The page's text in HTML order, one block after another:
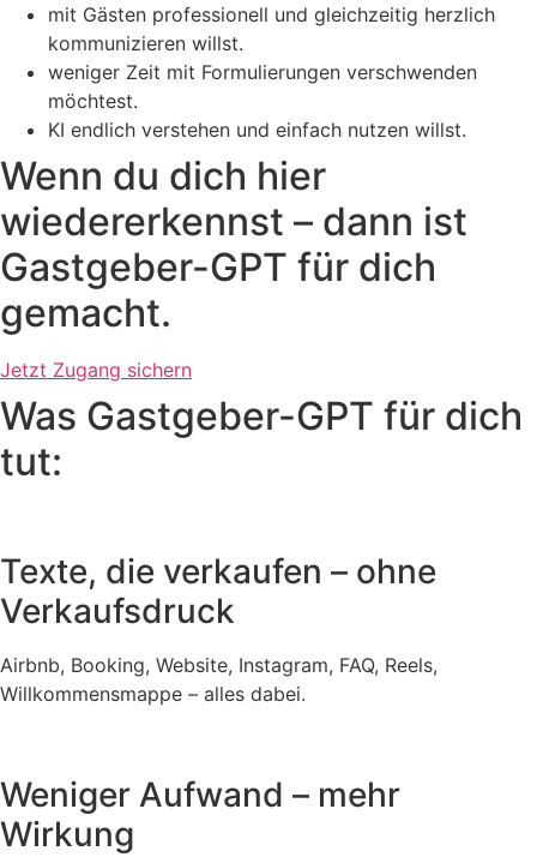
mit Gästen professionell und gleichzeitig herzlich
kommunizieren willst.
weniger Zeit mit Formulierungen verschwenden
möchtest.
KI endlich verstehen und einfach nutzen willst.
Wenn du dich hier
wiedererkennst – dann ist
Gastgeber-GPT für dich
gemacht.
Jetzt Zugang sichern
Was Gastgeber-GPT für dich
tut:
Texte, die verkaufen – ohne
Verkaufsdruck
Airbnb, Booking, Website, Instagram, FAQ, Reels,
Willkommensmappe – alles dabei.
Weniger Aufwand – mehr
Wirkung